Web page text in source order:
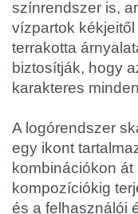
színrendszer is,
vízpartok
terrakotta
biztosítják, hogy
karakteres
A logórendszer
egy ikont
kombinációkon
kompozíciókig
és a felhasználói